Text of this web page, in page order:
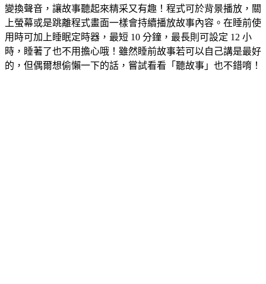
變換聲音，讓故事聽起來精采又有趣！程式可於背景播放，關
上螢幕或是跳離程式畫面一樣會持續播放故事內容。在睡前使
用時可加上睡眠定時器，最短 10 分鐘，最長則可設定 12 小
時，睡著了也不用擔心哦！雖然睡前故事若可以自己講是最好
的，但偶爾想偷懶一下的話，嘗試看看「聽故事」也不錯唷！